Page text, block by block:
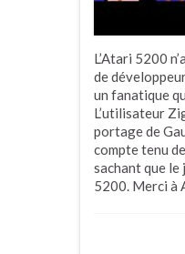
L’Atari 5200
de
un fanatique
L’utilisateur
portage de
compte tenu
sachant que
5200. Merci à